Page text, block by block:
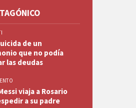
de un
que no podía
las deudas
viaja a Rosario
a su padre